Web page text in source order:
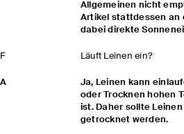
Allgemeinen nicht
Artikel stattdessen an
dabei direkte
F Läuft Leinen ein?
A
Ja, Leinen kann
oder Trocknen hohen
ist. Daher sollte
getrocknet werden.